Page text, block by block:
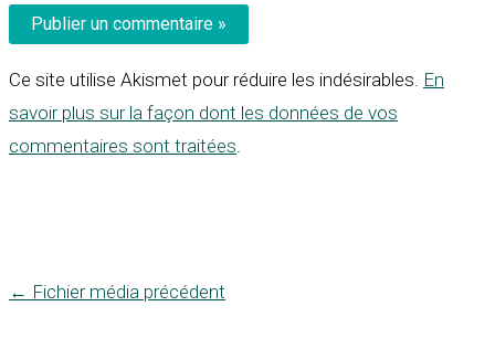
Ce site utilise Akismet pour réduire les indésirables. En
savoir plus sur la façon dont les données de vos
commentaires sont traitées.
← Fichier média précédent